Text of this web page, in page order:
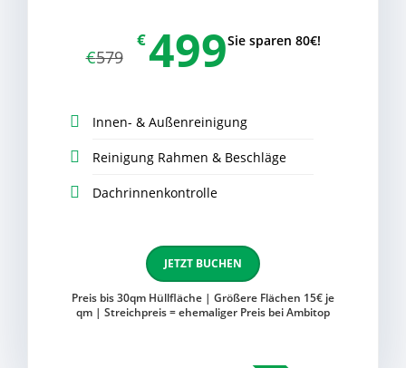
€579
€499Sie sparen 80€!
Innen- & Außenreinigung
Reinigung Rahmen & Beschläge
Dachrinnenkontrolle
JETZT BUCHEN
Preis bis 30qm Hüllfläche | Größere Flächen 15€ je
qm | Streichpreis = ehemaliger Preis bei Ambitop